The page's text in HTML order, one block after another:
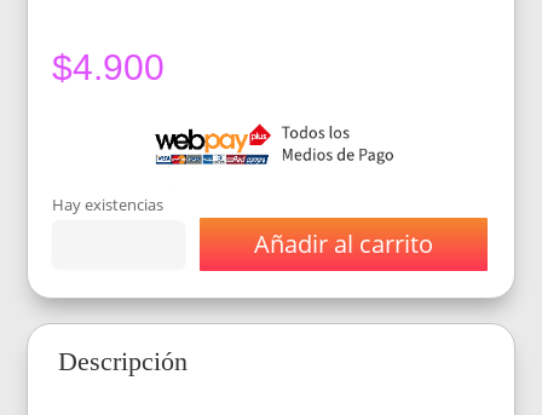
$4.900
Hay existencias
Virginia
Honey
ml.
Añadir al carrito
Descripción